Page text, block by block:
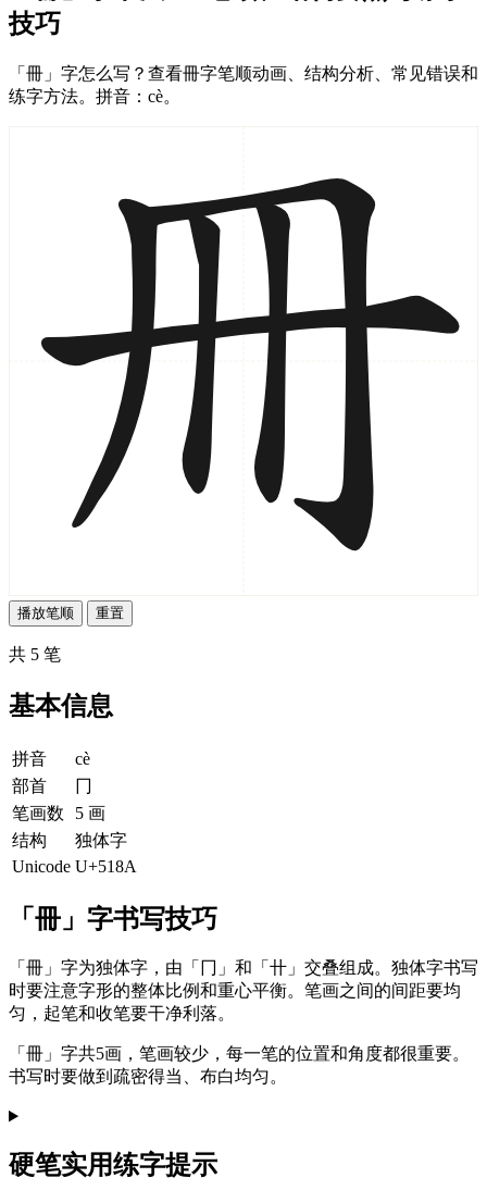
技巧
「冊」字怎么写？查看冊字笔顺动画、结构分析、常见错误和
练字方法。拼音：cè。
播放笔顺 重置
共 5 笔
基本信息
拼音
cè
部首
冂
笔画数
5 画
结构
独体字
Unicode U+518A
「冊」字书写技巧
「冊」字为独体字，由「冂」和「卄」交叠组成。独体字书写
时要注意字形的整体比例和重心平衡。笔画之间的间距要均
匀，起笔和收笔要干净利落。
「冊」字共5画，笔画较少，每一笔的位置和角度都很重要。
书写时要做到疏密得当、布白均匀。
硬笔实用练字提示